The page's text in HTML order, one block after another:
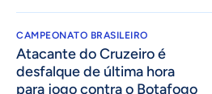
CAMPEONATO BRASILEIRO
Atacante do Cruzeiro é
desfalque de última hora
para jogo contra o Botafogo